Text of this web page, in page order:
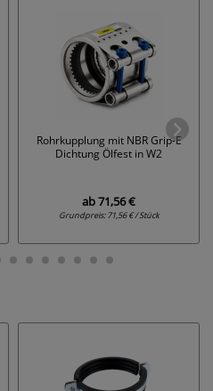
Rohrkupplung mit NBR Grip-E
Dichtung Ölfest in W2
ab71,56 €
Grundpreis:71,56 € / Stück